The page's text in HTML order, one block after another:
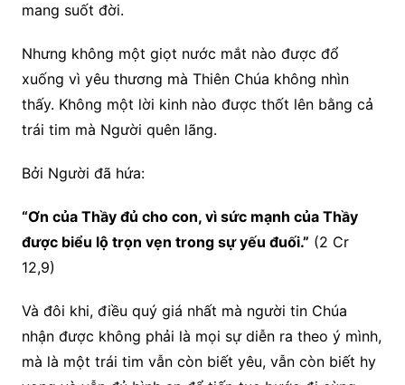
mang suốt đời.
Nhưng không một giọt nước mắt nào được đổ
xuống vì yêu thương mà Thiên Chúa không nhìn
thấy. Không một lời kinh nào được thốt lên bằng cả
trái tim mà Người quên lãng.
Bởi Người đã hứa:
“Ơn của Thầy đủ cho con, vì sức mạnh của Thầy
được biểu lộ trọn vẹn trong sự yếu đuối.” (2 Cr
12,9)
Và đôi khi, điều quý giá nhất mà người tin Chúa
nhận được không phải là mọi sự diễn ra theo ý mình,
mà là một trái tim vẫn còn biết yêu, vẫn còn biết hy